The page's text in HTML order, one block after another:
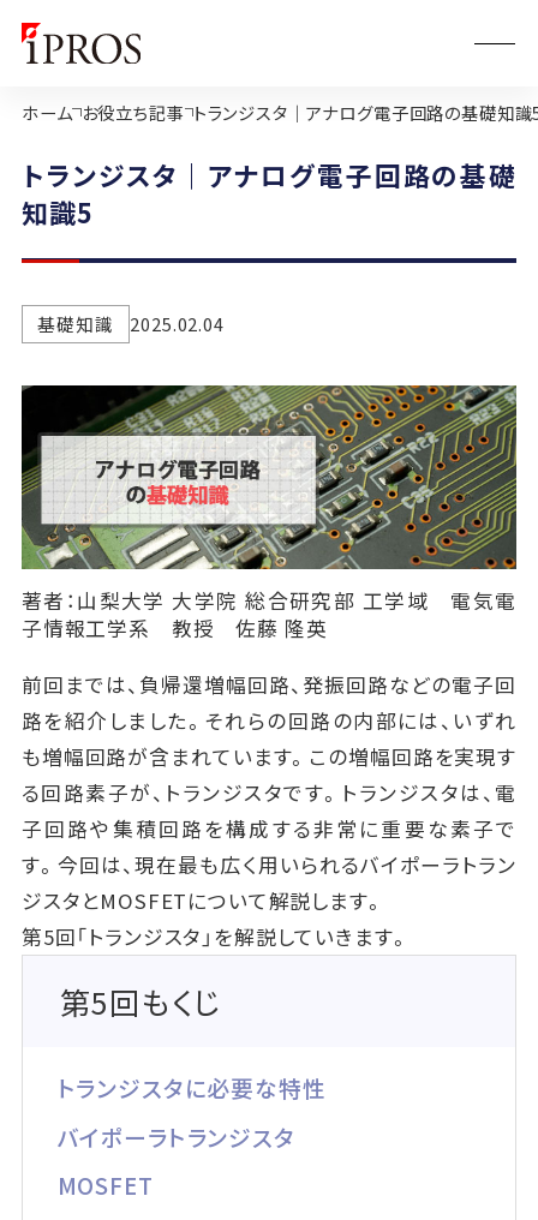
ホーム お役立ち記事 トランジスタ｜アナログ電子回路の基礎知識
トランジスタ｜アナログ電子回路の基礎
知識5
基礎知識 2025.02.04
著者：山梨大学 大学院 総合研究部 工学域 電気電
子情報工学系 教授 佐藤 隆英
前回までは、負帰還増幅回路、発振回路などの電子回
路を紹介しました。それらの回路の内部には、いずれ
も増幅回路が含まれています。この増幅回路を実現す
る回路素子が、トランジスタです。トランジスタは、電
子回路や集積回路を構成する非常に重要な素子で
す。今回は、現在最も広く用いられるバイポーラトラン
ジスタとMOSFETについて解説します。
第5回「トランジスタ」を解説していきます。
第5回もくじ
トランジスタに必要な特性
バイポーラトランジスタ
MOSFET